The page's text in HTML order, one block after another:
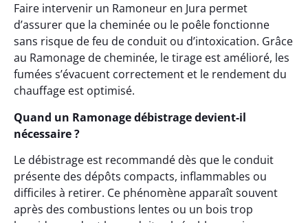
Faire intervenir un Ramoneur en Jura permet
d’assurer que la cheminée ou le poêle fonctionne
sans risque de feu de conduit ou d’intoxication. Grâce
au Ramonage de cheminée, le tirage est amélioré, les
fumées s’évacuent correctement et le rendement du
chauffage est optimisé.
Quand un Ramonage débistrage devient-il
nécessaire ?
Le débistrage est recommandé dès que le conduit
présente des dépôts compacts, inflammables ou
difficiles à retirer. Ce phénomène apparaît souvent
après des combustions lentes ou un bois trop